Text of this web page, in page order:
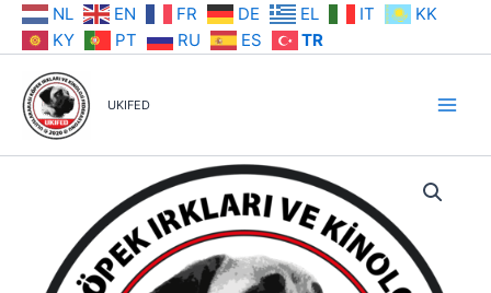
İçeriğe NL EN FR DE EL IT
KK
KY
PT RU ES TR
UKIFED